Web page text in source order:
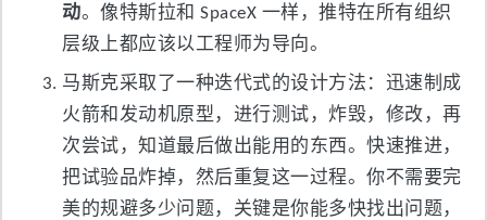
动。像特斯拉和 SpaceX 一样，推特在所有组织
层级上都应该以工程师为导向。
马斯克采取了一种迭代式的设计方法：迅速制成
火箭和发动机原型，进行测试，炸毁，修改，再
次尝试，知道最后做出能用的东西。快速推进，
把试验品炸掉，然后重复这一过程。你不需要完
美的规避多少问题，关键是你能多快找出问题，